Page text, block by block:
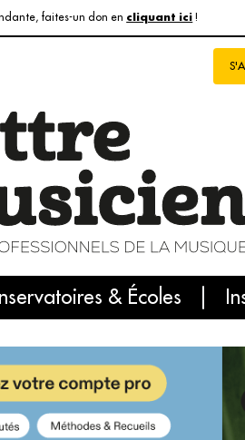
faites-un don en cliquant ici !
& Écoles
du mois